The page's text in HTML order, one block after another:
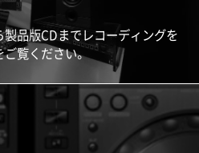
品版CDまでレコーディングを
覧ください。